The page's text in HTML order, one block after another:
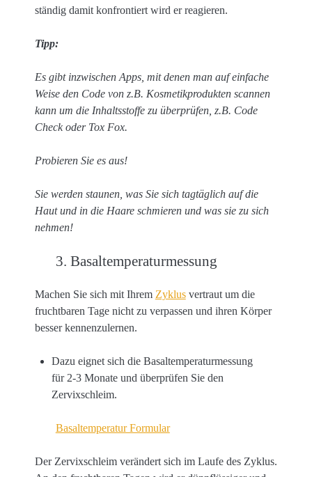
ständig damit konfrontiert wird er reagieren.
Tipp:
Es gibt inzwischen Apps, mit denen man auf einfache
Weise den Code von z.B. Kosmetikprodukten scannen
kann um die Inhaltsstoffe zu überprüfen, z.B. Code
Check oder Tox Fox.
Probieren Sie es aus!
Sie werden staunen, was Sie sich tagtäglich auf die
Haut und in die Haare schmieren und was sie zu sich
nehmen!
3. Basaltemperaturmessung
Machen Sie sich mit Ihrem Zyklusvertraut um die
fruchtbaren Tage nicht zu verpassen und ihren Körper
besser kennenzulernen.
Dazu eignet sich die Basaltemperaturmessung
für 2-3 Monate und überprüfen Sie den
Zervixschleim.
Basaltemperatur Formular
Der Zervixschleim verändert sich im Laufe des Zyklus.